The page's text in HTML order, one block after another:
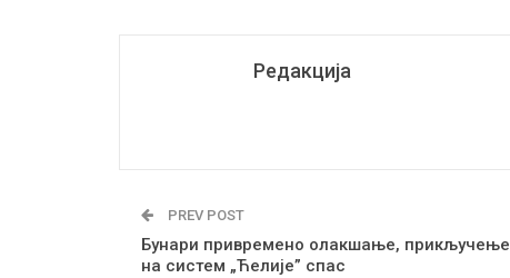
Редакција
PREV POST
Бунари привремено олакшање, прикључење
на систем „Ћелије” спас